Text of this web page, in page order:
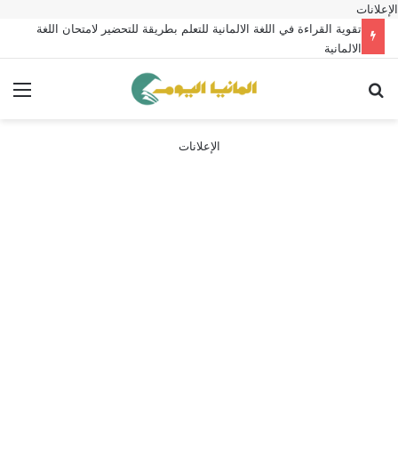
الإعلانات
تقوية القراءة في اللغة الالمانية للتعلم بطريقة للتحضير لامتحان اللغة
الالمانية
الإعلانات